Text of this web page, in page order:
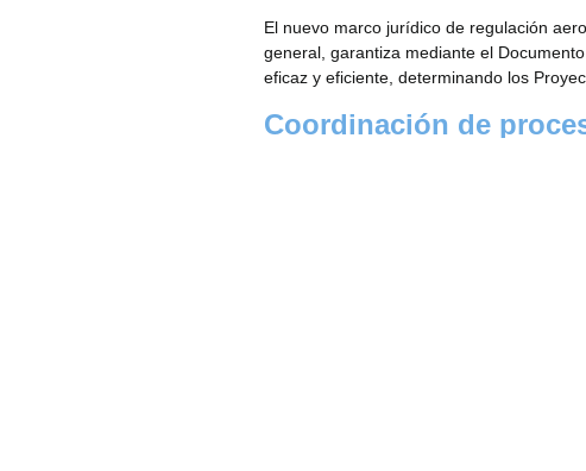
El nuevo marco jurídico de regulación
general, garantiza mediante el
eficaz y eficiente, determinando los
Coordinación de